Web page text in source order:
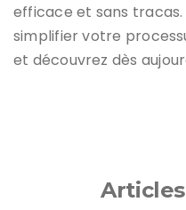
efficace et sans
simplifier votre
et découvrez dès